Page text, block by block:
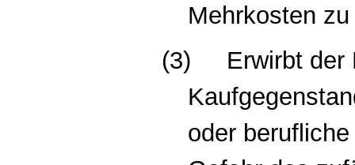
Mehrkosten
(3)
Erwirbt der
oder